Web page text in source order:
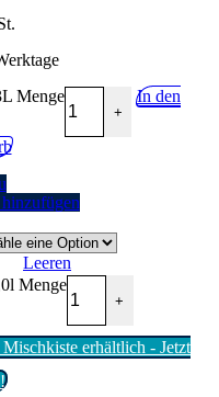
Menge
+
In den
Leeren
Menge
+
erhältlich - Jetzt